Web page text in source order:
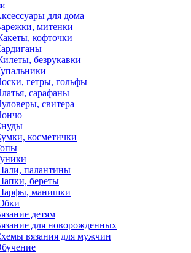
для дома
митенки
кофточки
безрукавки
гетры, гольфы
сарафаны
свитера
косметички
палантины
береты
манишки
детям
для новорожденных
вязания для мужчин